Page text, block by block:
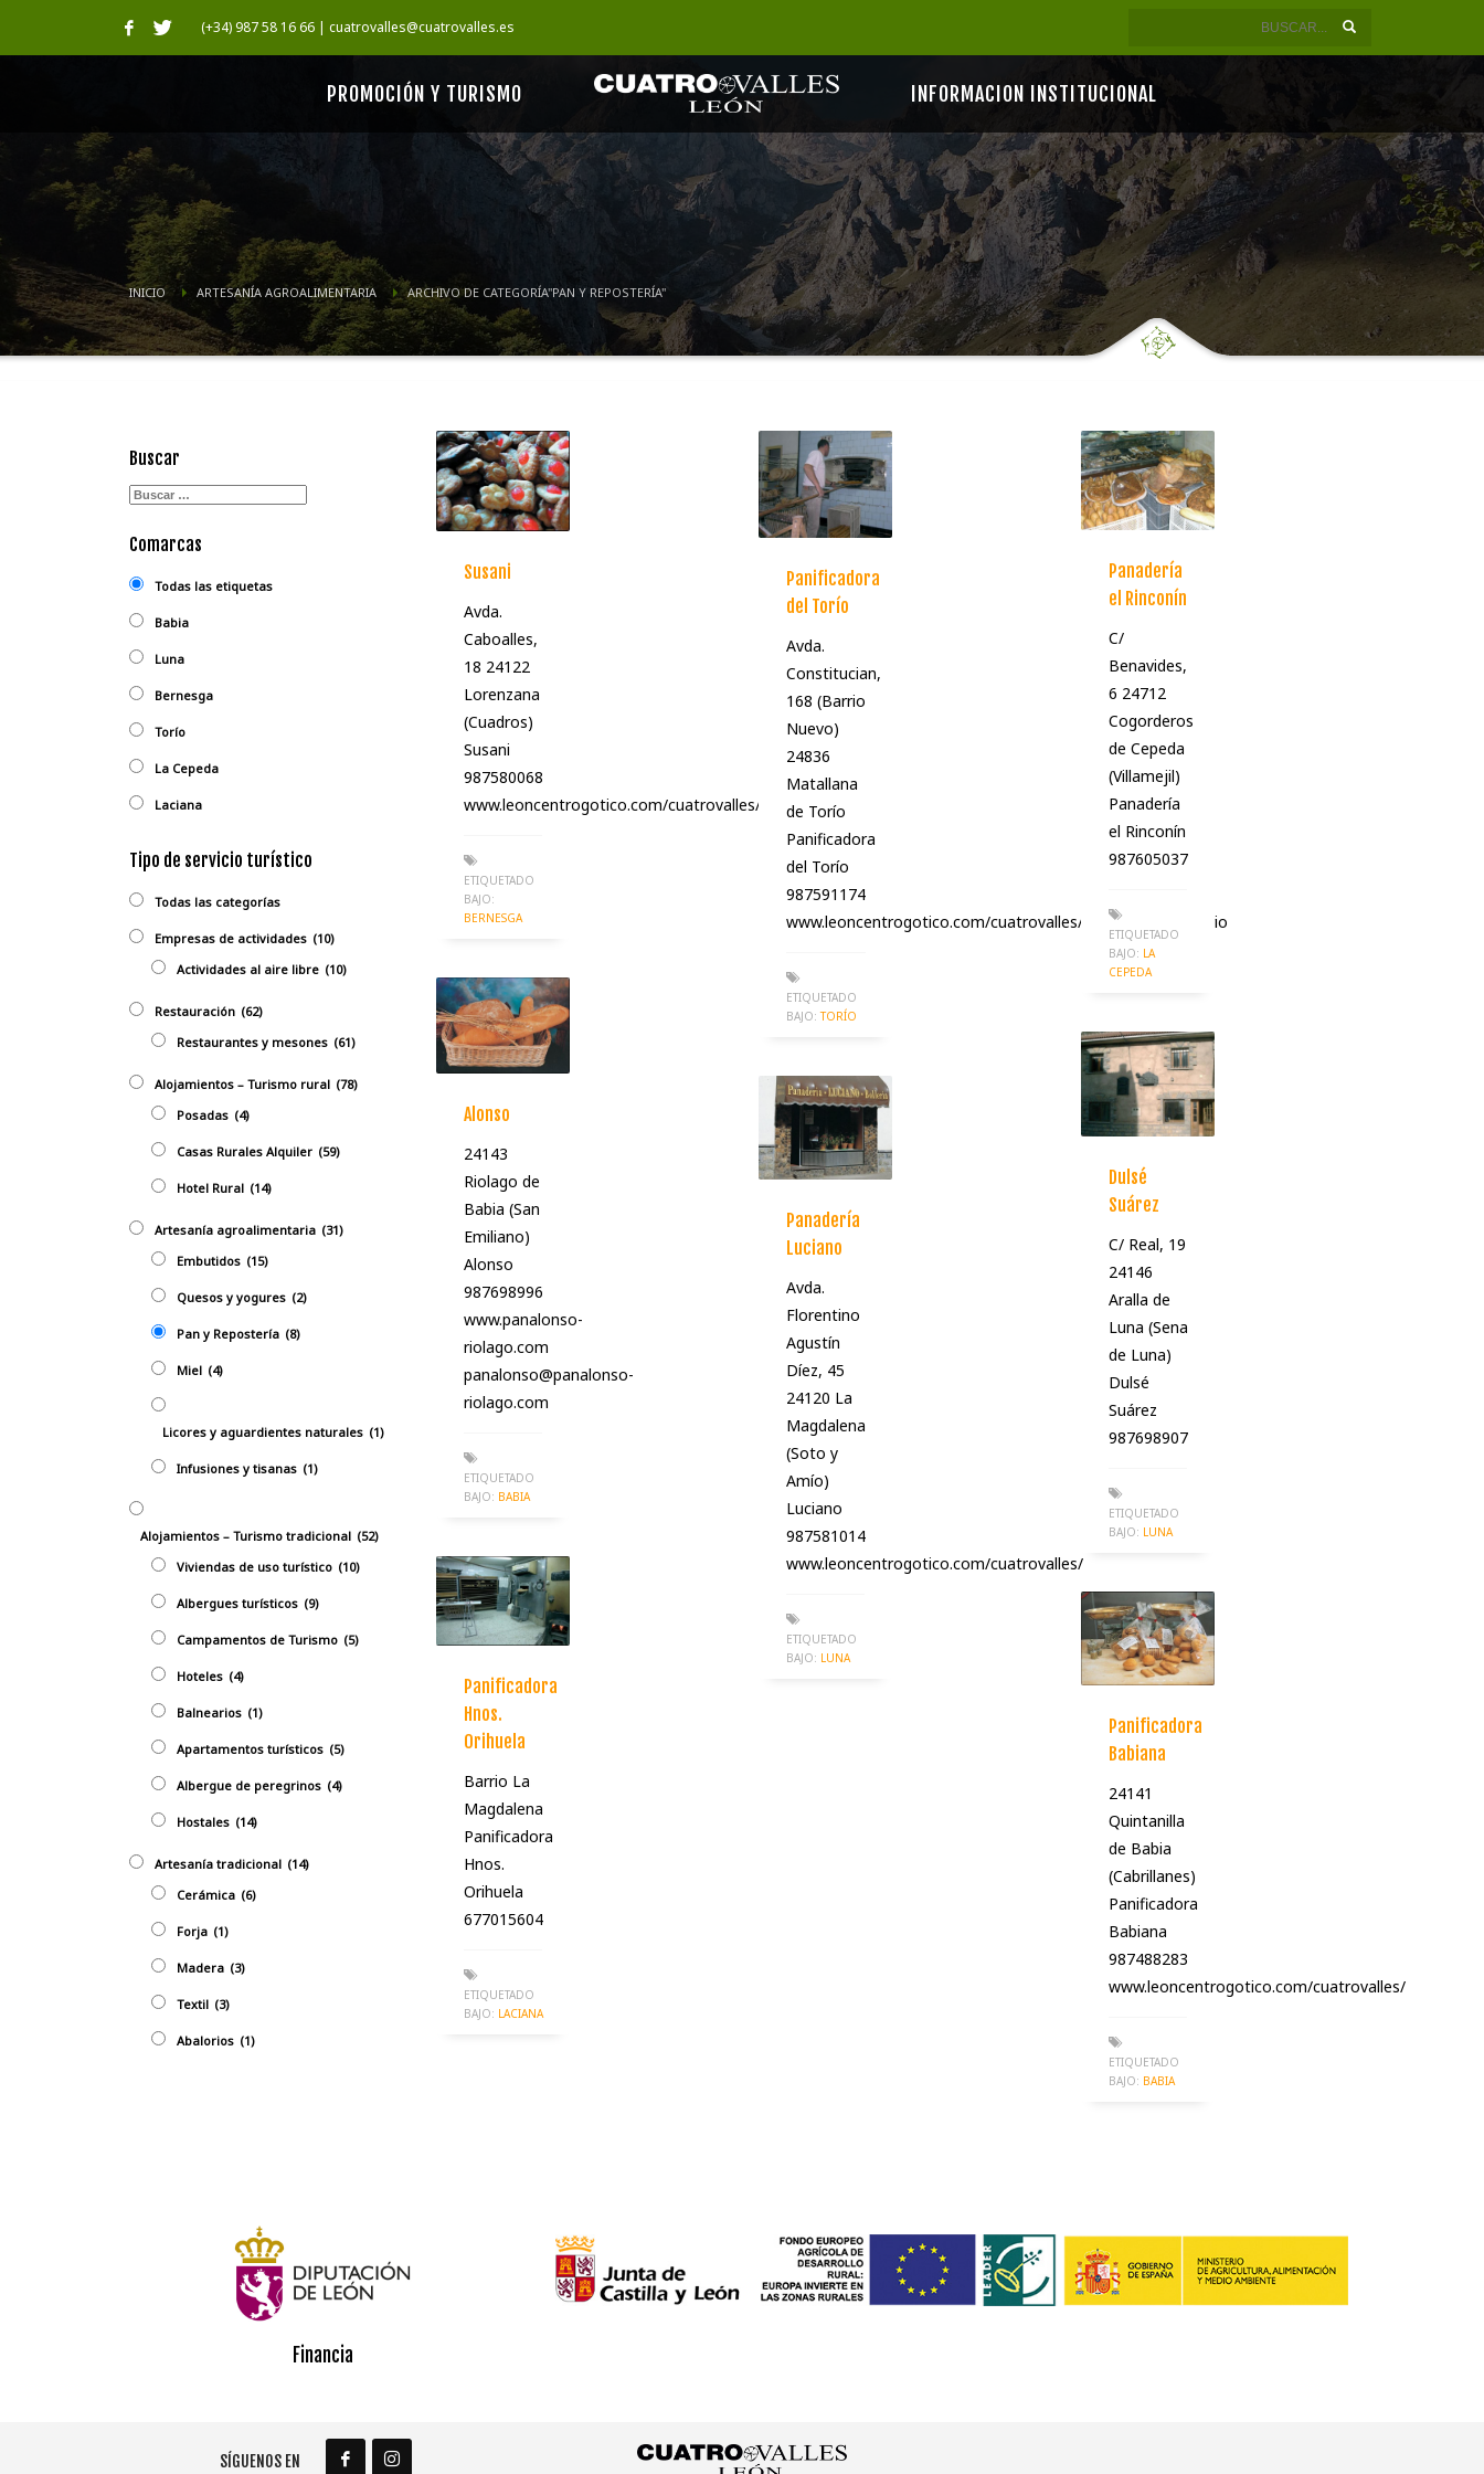
(+34) 987 58 16 66 | cuatrovalles@cuatrovalles.es
PROMOCIÓN Y TURISMO INFORMACION INSTITUCIONAL
INICIO ARTESANÍA AGROALIMENTARIA ARCHIVO DE CATEGORÍA"PAN Y REPOSTERÍA"
Susani
Avda.
Caboalles,
18 24122
Lorenzana
(Cuadros)
Susani
987580068
www.leoncentrogotico.com/cuatrovalles/panaderiasusani
ETIQUETADO
BAJO:
BERNESGA
Panificadora
del Torío
Avda.
Constitucian,
168 (Barrio
Nuevo)
24836
Matallana
de Torío
Panificadora
del Torío
987591174
www.leoncentrogotico.com/cuatrovalles/panificadoradeltorio
ETIQUETADO
BAJO: TORÍO
Panadería
el Rinconín
C/
Benavides,
6 24712
Cogorderos
de Cepeda
(Villamejil)
Panadería
el Rinconín
987605037
ETIQUETADO
BAJO: LA
CEPEDA
Alonso
24143
Riolago de
Babia (San
Emiliano)
Alonso
987698996
www.panalonso-
riolago.com
panalonso@panalonso-
riolago.com
ETIQUETADO
BAJO: BABIA
Dulsé
Suárez
C/ Real, 19
24146
Aralla de
Luna (Sena
de Luna)
Dulsé
Suárez
987698907
ETIQUETADO
BAJO: LUNA
Panadería
Luciano
Avda.
Florentino
Agustín
Díez, 45
24120 La
Magdalena
(Soto y
Amío)
Luciano
987581014
www.leoncentrogotico.com/cuatrovalles/
ETIQUETADO
BAJO: LUNA
Panificadora
Hnos.
Orihuela
Barrio La
Magdalena
Panificadora
Hnos.
Orihuela
677015604
ETIQUETADO
BAJO: LACIANA
Panificadora
Babiana
24141
Quintanilla
de Babia
(Cabrillanes)
Panificadora
Babiana
987488283
www.leoncentrogotico.com/cuatrovalles/
ETIQUETADO
BAJO: BABIA
Buscar
Comarcas
Todas las etiquetas
Babia
Luna
Bernesga
Torío
La Cepeda
Laciana
Tipo de servicio turístico
Todas las categorías
Empresas de actividades (10)
Actividades al aire libre (10)
Restauración (62)
Restaurantes y mesones (61)
Alojamientos – Turismo rural (78)
Posadas (4)
Casas Rurales Alquiler (59)
Hotel Rural (14)
Artesanía agroalimentaria (31)
Embutidos (15)
Quesos y yogures (2)
Pan y Repostería (8)
Miel (4)
Licores y aguardientes naturales (1)
Infusiones y tisanas (1)
Alojamientos – Turismo tradicional (52)
Viviendas de uso turístico (10)
Albergues turísticos (9)
Campamentos de Turismo (5)
Hoteles (4)
Balnearios (1)
Apartamentos turísticos (5)
Albergue de peregrinos (4)
Hostales (14)
Artesaní­a tradicional (14)
Cerámica (6)
Forja (1)
Madera (3)
Textil (3)
Abalorios (1)
Financia
SÍGUENOS EN